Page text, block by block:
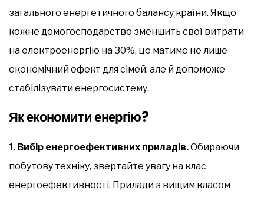
загального енергетичного балансу країни. Якщо
кожне домогосподарство зменшить свої витрати
на електроенергію на 30%, це матиме не лише
економічний ефект для сімей, але й допоможе
стабілізувати енергосистему.
Як економити енергію?
1. Вибір енергоефективних приладів.Обираючи
побутову техніку, звертайте увагу на клас
енергоефективності. Прилади з вищим класом